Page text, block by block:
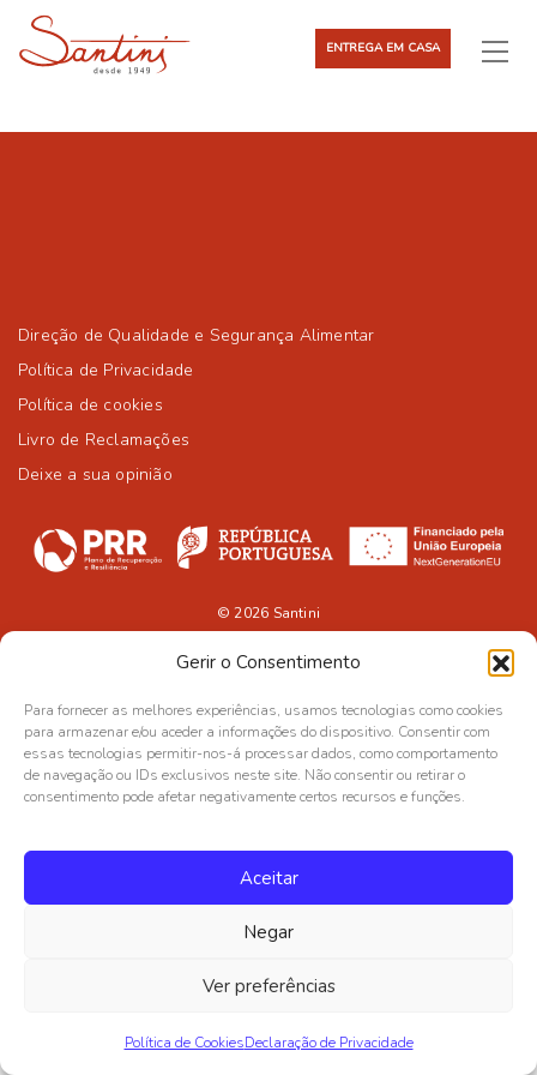
Gerir o Consentimento
Para fornecer as melhores experiências, usamos tecnologias como cookies
para armazenar e/ou aceder a informações do dispositivo. Consentir com
essas tecnologias permitir-nos-á processar dados, como comportamento
de navegação ou IDs exclusivos neste site. Não consentir ou retirar o
consentimento pode afetar negativamente certos recursos e funções.
Aceitar
Negar
Ver preferências
Política de CookiesDeclaração de Privacidade
ENTREGA EM CASA
Direção de Qualidade e Segurança Alimentar
Política de Privacidade
Política de cookies
Livro de Reclamações
Deixe a sua opinião
© 2026 Santini